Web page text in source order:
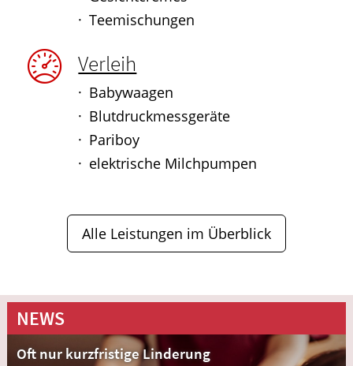
Teemischungen
Verleih
Babywaagen
Blutdruckmessgeräte
Pariboy
elektrische Milchpumpen
Alle Leistungen im Überblick
NEWS
Oft nur kurzfristige Linderung